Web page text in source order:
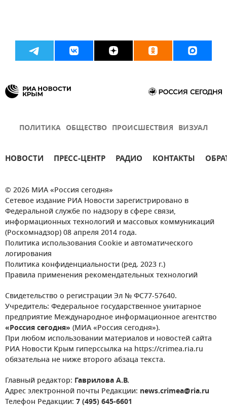
ПОЛИТИКА ОБЩЕСТВО ПРОИСШЕСТВИЯ ВИЗУАЛ
НОВОСТИ ПРЕСС-ЦЕНТР РАДИО КОНТАКТЫ
© 2026 МИА «Россия сегодня»
Сетевое издание РИА Новости зарегистрировано в
Федеральной службе по надзору в сфере связи,
информационных технологий и массовых коммуникаций
(Роскомнадзор) 08 апреля 2014 года.
Политика использования Cookie и автоматического
логирования
Политика конфиденциальности (ред. 2023 г.)
Правила применения рекомендательных технологий
Свидетельство о регистрации Эл № ФС77-57640.
Учредитель: Федеральное государственное унитарное
предприятие Международное информационное агентство
«Россия сегодня» (МИА «Россия сегодня»).
При любом использовании материалов и новостей сайта
РИА Новости Крым гиперссылка на https://crimea.ria.ru
обязательна не ниже второго абзаца текста.
Главный редактор: Гаврилова А.В.
Адрес электронной почты Редакции: news.crimea@ria.ru
Телефон Редакции: 7 (495) 645-6601